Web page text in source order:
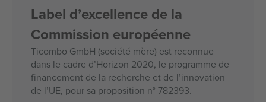
Label d’excellence de la
Commission européenne
Ticombo GmbH (société mère) est reconnue
dans le cadre d’Horizon 2020, le programme de
financement de la recherche et de l’innovation
de l’UE, pour sa proposition n° 782393.